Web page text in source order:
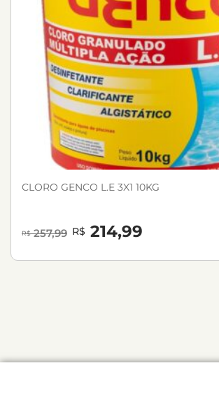
CLORO GENCO L.E 3X1 10KG
R$257,99 R$ 214,99